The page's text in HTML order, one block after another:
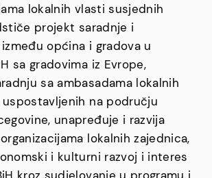
lokalnih vlasti susjednih
projekt saradnje i
općina i gradova u
sa gradovima iz Evrope,
sa ambasadama lokalnih
na području
unapređuje i razvija
lokalnih zajednica,
i kulturni razvoj i interes